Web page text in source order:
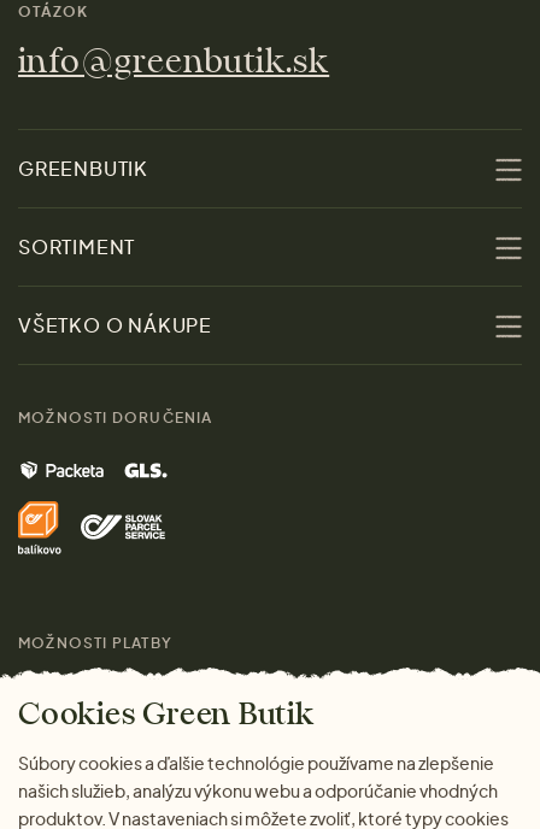
OTÁZOK
info@greenbutik.sk
GREENBUTIK
Udržateľnosť
Kontakt
Značky
Pre médiá
SORTIMENT
Zľavy
Ženy
Muži
Domov
Darčeky
VŠETKO O NÁKUPE
Doprava a platba
MOŽNOSTI DORUČENIA
MOŽNOSTI PLATBY
Cookies Green Butik
Súbory cookies a ďalšie technológie používame na zlepšenie
našich služieb, analýzu výkonu webu a odporúčanie vhodných
produktov. V nastaveniach si môžete zvoliť, ktoré typy cookies